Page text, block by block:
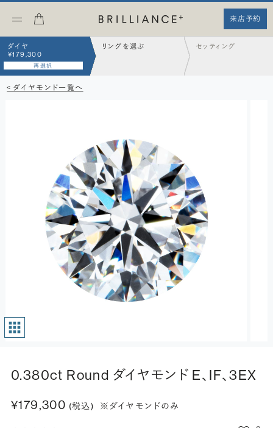
来店予約
ダイヤ
¥179,300
再選択
リングを選ぶ セッティング
< ダイヤモンド一覧へ
0.380ct Round ダイヤモンド E、IF、3EX
¥179,300 (税込) ※ダイヤモンドのみ